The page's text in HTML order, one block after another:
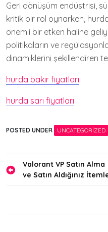
Geri dönüşüm endüstrisi,
kritik bir rol oynarken,
önemli bir etken haline
politikaların ve
dinamiklerini şekillendiren
hurda bakır fiyatları
hurda sarı fiyatları
POSTED UNDER UNCATEGORIZED
Yazı
gezinmesi
Valorant VP Satın Alma
ve Satın Aldığınız